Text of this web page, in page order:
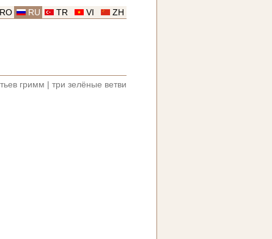
ZH
VI
TR
RU
RO
гримм три зелёные ветви